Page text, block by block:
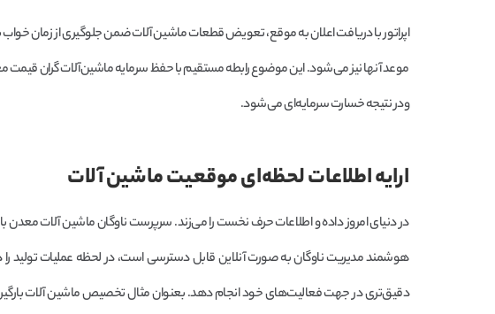
اپراتور با دریافت اعلان به موقع، تعویض قطعات ماشین آلات ضمن جلوگیری از زمان
موعد آنها نیز می‌شود. این موضوع رابطه مستقیم با حفظ سرمایه ماشین‌آلات گران قیمت
ودر نتیجه خسارت سرمایه‌ای می‌شود.
ارایه اطلاعات لحظه‌ای موقعیت ماشین آلات
در دنیای امروز داده و اطلاعات حرف نخست را می‌زند. سرپرست ناوگان ماشین آلات معدن
هوشمند مدیریت ناوگان به صورت آنلاین قابل دسترسی است، در لحظه عملیات تولید
دقیق‌تری در جهت فعالیت‌های خود انجام دهد. بعنوان مثال تخصیص ماشین آلات